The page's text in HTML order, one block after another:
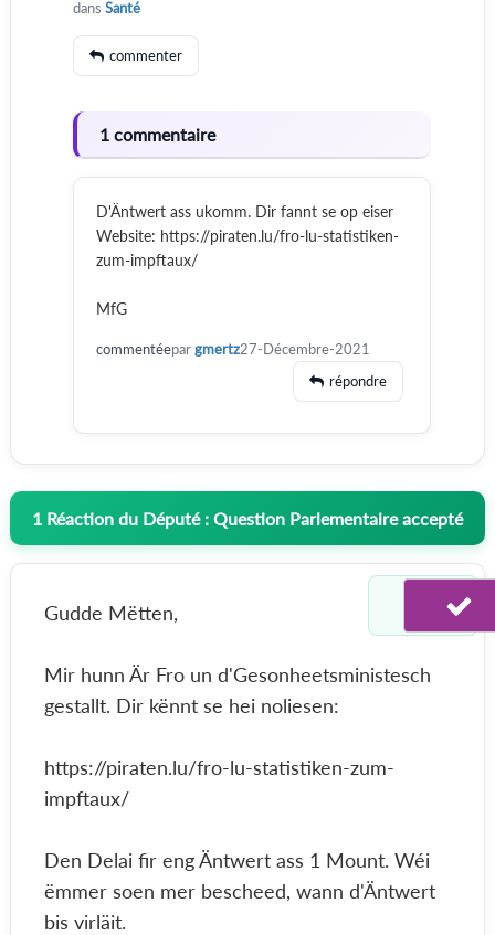
dans Santé
commenter
1 commentaire
D'Äntwert ass ukomm. Dir fannt se op eiser
Website: https://piraten.lu/fro-lu-statistiken-
zum-impftaux/
MfG
commentéepargmertz27-Décembre-2021
répondre
1 Réaction du Député : Question Parlementaire accepté
Gudde Mëtten,
Mir hunn Är Fro un d'Gesonheetsministesch
gestallt. Dir kënnt se hei noliesen:
https://piraten.lu/fro-lu-statistiken-zum-
impftaux/
Den Delai fir eng Äntwert ass 1 Mount. Wéi
ëmmer soen mer bescheed, wann d'Äntwert
bis virläit.